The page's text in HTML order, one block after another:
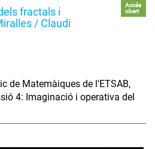
fractals i
/ Claudi
Accés
obert
de Matemàiques de l'ETSAB,
4: Imaginació i operativa del